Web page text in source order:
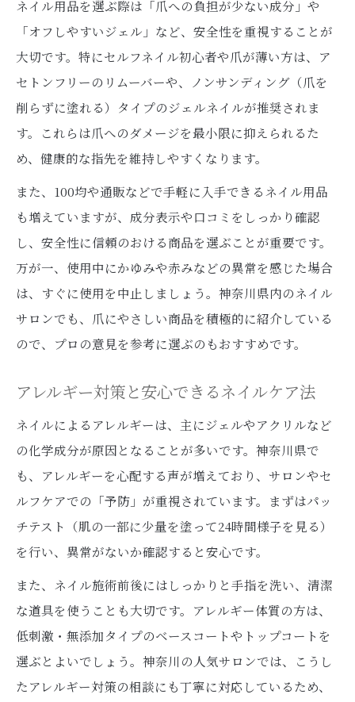
ネイル用品を選ぶ際は「爪への負担が少ない成分」や
「オフしやすいジェル」など、安全性を重視することが
大切です。特にセルフネイル初心者や爪が薄い方は、ア
セトンフリーのリムーバーや、ノンサンディング（爪を
削らずに塗れる）タイプのジェルネイルが推奨されま
す。これらは爪へのダメージを最小限に抑えられるた
め、健康的な指先を維持しやすくなります。
また、100均や通販などで手軽に入手できるネイル用品
も増えていますが、成分表示や口コミをしっかり確認
し、安全性に信頼のおける商品を選ぶことが重要です。
万が一、使用中にかゆみや赤みなどの異常を感じた場合
は、すぐに使用を中止しましょう。神奈川県内のネイル
サロンでも、爪にやさしい商品を積極的に紹介している
ので、プロの意見を参考に選ぶのもおすすめです。
アレルギー対策と安心できるネイルケア法
ネイルによるアレルギーは、主にジェルやアクリルなど
の化学成分が原因となることが多いです。神奈川県で
も、アレルギーを心配する声が増えており、サロンやセ
ルフケアでの「予防」が重視されています。まずはパッ
チテスト（肌の一部に少量を塗って24時間様子を見る）
を行い、異常がないか確認すると安心です。
また、ネイル施術前後にはしっかりと手指を洗い、清潔
な道具を使うことも大切です。アレルギー体質の方は、
低刺激・無添加タイプのベースコートやトップコートを
選ぶとよいでしょう。神奈川の人気サロンでは、こうし
たアレルギー対策の相談にも丁寧に対応しているため、